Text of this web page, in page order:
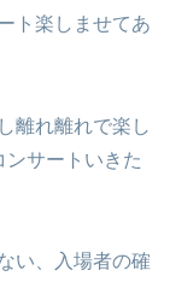
ト楽しませてあ
離れ離れで楽し
サートいきた
い、入場者の確